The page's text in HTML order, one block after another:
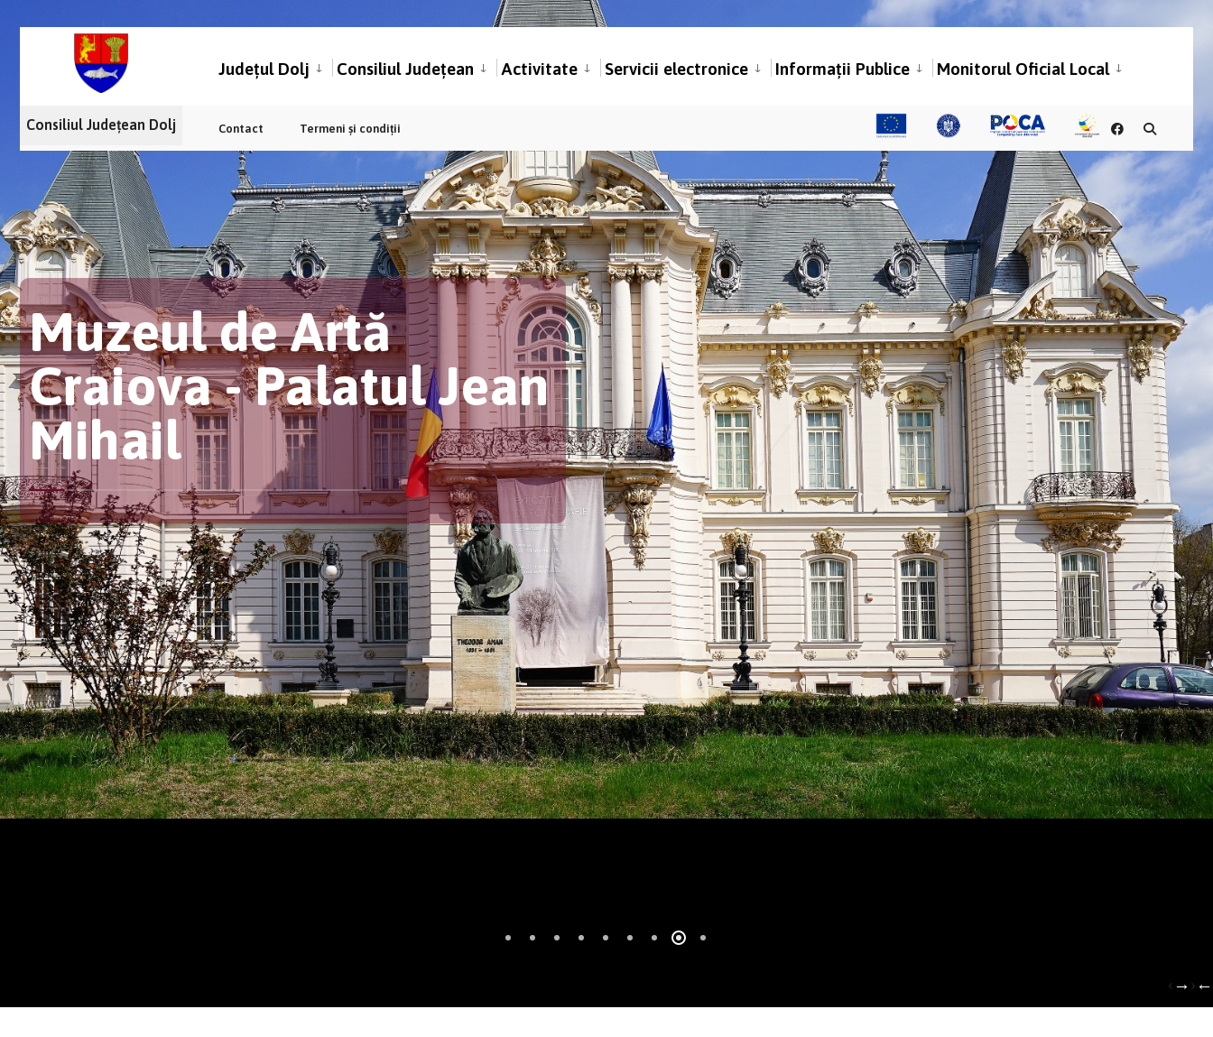
Județul Dolj Consiliul Județean Activitate Servicii electronice Informații Publice Monitorul Oficial Local
Consiliul Județean Dolj Contact Termeni și condiții
Muzeul de Artă
Craiova - Palatul Jean
Mihail
‹
›